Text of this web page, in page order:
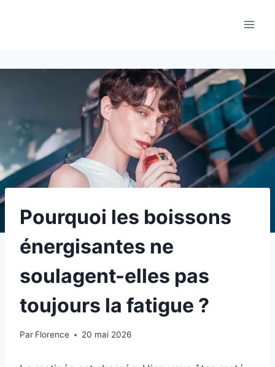
Pourquoi les boissons
énergisantes ne
soulagent-elles pas
toujours la fatigue ?
Par Florence 20 mai 2026